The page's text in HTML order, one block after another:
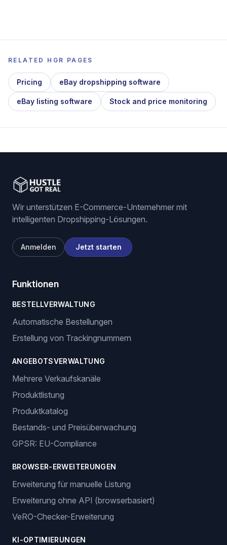
RELATED HGR PAGES
Pricing eBay dropshipping software
eBay listing software Stock and price monitoring
Wir unterstützen E-Commerce-Unternehmer mit
intelligenten Dropshipping-Lösungen.
Anmelden Jetzt starten
Funktionen
BESTELLVERWALTUNG
Automatische Bestellungen
Erstellung von Trackingnummern
ANGEBOTSVERWALTUNG
Mehrere Verkaufskanäle
Produktlistung
Produktkatalog
Bestands- und Preisüberwachung
GPSR: EU-Compliance
BROWSER-ERWEITERUNGEN
Erweiterung für manuelle Listung
Erweiterung ohne API (browserbasiert)
VeRO-Checker-Erweiterung
KI-OPTIMIERUNGEN